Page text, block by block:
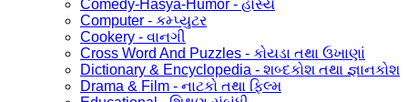
Comedy-Hasya-Humor - હાસ્ય
Computer - કમ્પ્યુટર
Cookery - વાનગી
Cross Word And Puzzles - કોયડા તથા ઉખાણાં
Dictionary & Encyclopedia - શબ્દકોશ તથા જ્ઞાનકોશ
Drama & Film - નાટકો તથા ફિલ્મ